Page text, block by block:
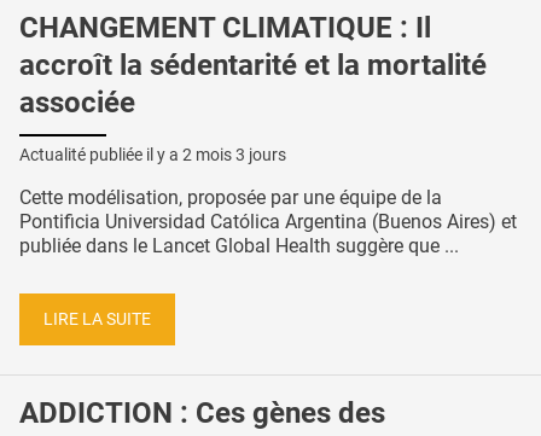
CHANGEMENT CLIMATIQUE : Il
accroît la sédentarité et la mortalité
associée
Actualité publiée il y a 2 mois 3 jours
Cette modélisation, proposée par une équipe de la
Pontificia Universidad Católica Argentina (Buenos Aires) et
publiée dans le Lancet Global Health suggère que ...
LIRE LA SUITE
ADDICTION : Ces gènes des